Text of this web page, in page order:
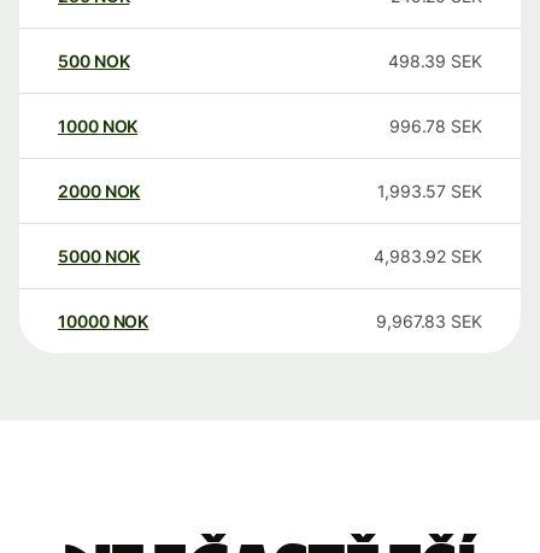
500 NOK 498.39 SEK
1000 NOK 996.78 SEK
2000 NOK 1,993.57 SEK
5000 NOK 4,983.92 SEK
10000 NOK 9,967.83 SEK